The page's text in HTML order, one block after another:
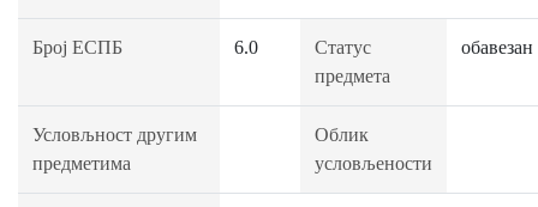
Број ЕСПБ 6.0
Статус
предмета
обавезан
Условљност другим
предметима
Облик
условљености